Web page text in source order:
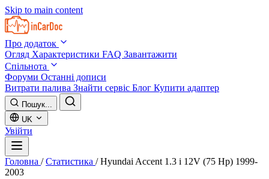
Skip to main content
Про додаток
Огляд Характеристики FAQ Завантажити
Спільнота
Форуми Останні дописи
Витрати палива Знайти сервіс Блог Купити адаптер
Пошук...
UK
Увійти
Головна / Статистика / Hyundai Accent 1.3 i 12V (75 Hp) 1999-
2003